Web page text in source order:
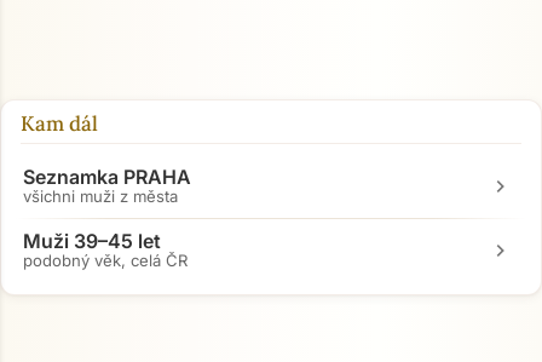
Kam dál
Seznamka PRAHA
všichni muži z města chevron_right
Muži 39–45 let
podobný věk, celá ČR chevron_right